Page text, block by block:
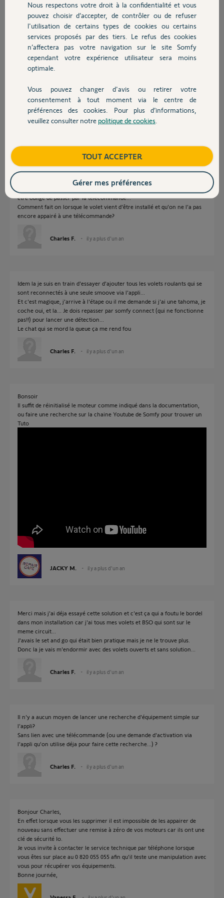
Chauffage
Autres produits
Devis avec un pro
Contact
demande de repasser par l'appli... Bref c'est tellement idiot...
J'ai besoin d'aide....
Merci,
il y a plus d'un an
Participer au fil de discussion
Réponses
Je ne comprends pas d'ailleurs qu'en passant par l'appli tahoma on ne
puisse pas lancer un ajout d'équipement comme un volet roulant sans
être obligé de passer par la télécommande...
Comment fait on lorsque le volet vient d'être installé et qu'on ne l'a pas
encore appairé à une télécommande?
Charles F. il y a plus d'un an
Idem la je suis en train d'essayer d'ajouter tous les volets roulants qui se
sont reconnectés à une seule smoove via l'appli...
Et c'est magique, j'arrive à l'étape ou il me demande si j'ai une tahoma, je
coche oui, et la... Je dois repasser par somfy connect (qui ne fonctionne
pas!!) pour lancer une détection...
Le chat qui se mord la queue ça me rend fou
Charles F. il y a plus d'un an
Bonsoir
Il suffit de réinitialisé le moteur comme indiqué dans la documentation,
ou faire une recherche sur la chaine Youtube de Somfy pour trouver un
Tuto
JACKY M. il y a plus d'un an
Merci mais j'ai déja essayé cette solution et c'est ça qui a foutu le bordel
dans mon installation car j'ai tous mes volets et BSO qui sont sur le
meme circuit...
J'avais le set and go qui était bien pratique mais je ne le trouve plus.
Donc la je vais m'endormir avec des volets ouverts et sans solution...
Charles F. il y a plus d'un an
Il n'y a aucun moyen de lancer une recherche d'équipement simple sur
l'appli?
Sans lien avec une télécommande (ou une demande d'activation via
l'appli qu'on utilise déja pour faire cette recherche...) ?
Charles F. il y a plus d'un an
Bonjour Charles,
En effet lorsque vous les supprimer il est impossible de les appairer de
nouveau sans effectuer une remise à zéro de vos moteurs car ils ont une
clé de sécurité Io.
Je vous invite à contacter le service technique par téléphone lorsque
vous êtes sur place au 0 820 055 055 afin qu'il teste une manipulation avec
vous pour récupérer vos équipements.
Bonne journée,
Nous respectons votre droit à la confidentialité et vous
pouvez choisir d’accepter, de contrôler ou de refuser
l'utilisation de certains types de cookies ou certains
services proposés par des tiers. Le refus des cookies
n’affectera pas votre navigation sur le site Somfy
cependant votre expérience utilisateur sera moins
optimale.
Vous pouvez changer d'avis ou retirer votre
consentement à tout moment via le centre de
préférences des cookies. Pour plus d’informations,
veuillez consulter notre politique de cookies
TOUT ACCEPTER
Gérer mes préférences